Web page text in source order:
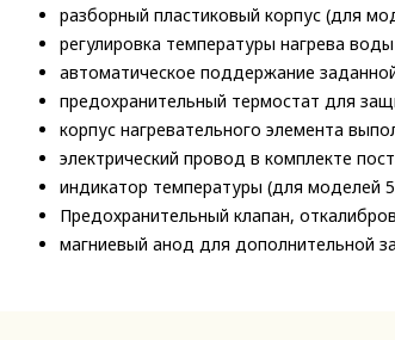
разборный пластиковый корпус (для
регулировка температуры нагрева
автоматическое поддержание
предохранительный термостат для
корпус нагревательного элемента
электрический провод в комплекте
индикатор температуры (для моделей
Предохранительный клапан,
магниевый анод для дополнительной